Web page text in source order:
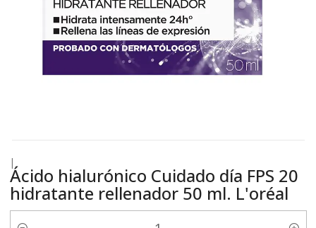
|
Ácido hialurónico Cuidado día FPS 20
hidratante rellenador 50 ml. L'oréal